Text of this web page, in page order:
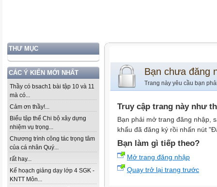
THƯ MỤC
CÁC Ý KIẾN MỚI NHẤT
Thầy có bsach1 bài tập 10 và 11
mà có...
Cảm ơn thầy!...
Biểu tập thể Chi bộ xây dựng
nhiệm vụ trọng...
Chương trình công tác trọng tâm
của cá nhân Quý...
rất hay...
Kế hoạch giảng dạy lớp 4 SGK -
KNTT Môn...
Bạn chưa đăng
Trang này yêu cầu bạn
Truy cập trang này như
Bạn phải mở trang đăng nhập,
khẩu đã đăng ký rồi nhấn nút
Bạn làm gì tiếp theo?
Mở trang đăng nhập
Quay trở lại trang trước